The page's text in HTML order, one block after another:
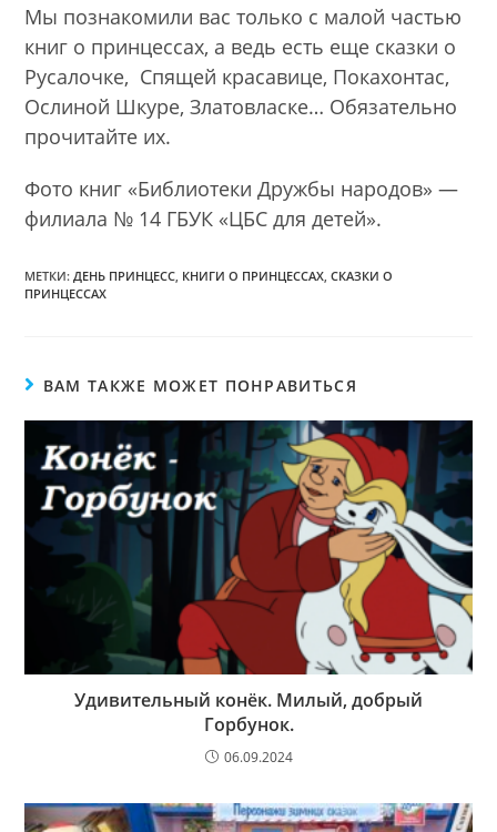
Мы познакомили вас только с малой частью
книг о принцессах, а ведь есть еще сказки о
Русалочке, Спящей красавице, Покахонтас,
Ослиной Шкуре, Златовласке… Обязательно
прочитайте их.
Фото книг «Библиотеки Дружбы народов» —
филиала № 14 ГБУК «ЦБС для детей».
МЕТКИ:ДЕНЬ ПРИНЦЕСС, КНИГИ О ПРИНЦЕССАХ, СКАЗКИ О
ПРИНЦЕССАХ
ВАМ ТАКЖЕ МОЖЕТ ПОНРАВИТЬСЯ
Удивительный конёк. Милый, добрый
Горбунок.
06.09.2024